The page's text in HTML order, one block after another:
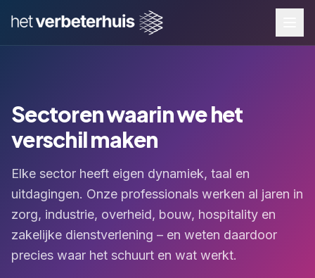
Sectoren waarin we het
verschil maken
Elke sector heeft eigen dynamiek, taal en
uitdagingen. Onze professionals werken al jaren in
zorg, industrie, overheid, bouw, hospitality en
zakelijke dienstverlening – en weten daardoor
precies waar het schuurt en wat werkt.